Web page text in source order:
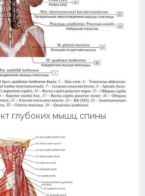
глубоких мышц спины